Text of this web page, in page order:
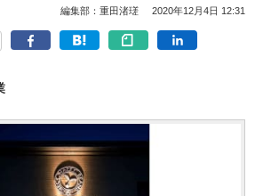
編集部：重田渚瑳 2020年12月4日 12:31